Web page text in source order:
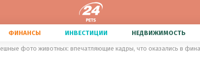
ФИНАНСЫ ИНВЕСТИЦИИ НЕДВИЖИМОСТЬ